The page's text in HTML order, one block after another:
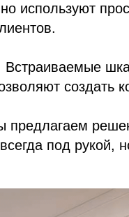
используют
Встраиваемые
создать
предлагаем
под рукой,